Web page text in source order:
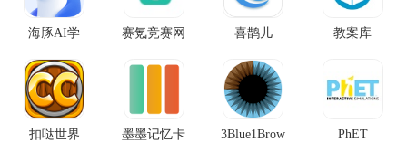
海豚AI学 赛氪竞赛网 喜鹊儿 教案库
扣哒世界 墨墨记忆卡 3Blue1Brow PhET